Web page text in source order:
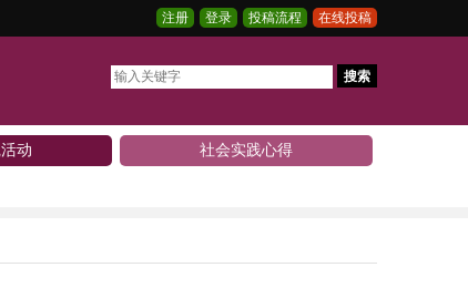
注册 登录 投稿流程 在线投稿
搜索
动 社会实践心得